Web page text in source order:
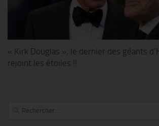
« Kirk Douglas », le dernier des géants
rejoint les étoiles !!
Rechercher :